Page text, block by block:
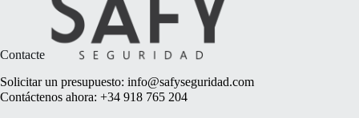
Contacte
Solicitar un presupuesto: info@safyseguridad.com
Contáctenos ahora: +34 918 765 204